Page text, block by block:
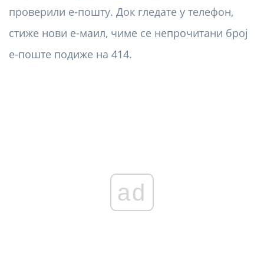
проверили е-пошту. Док гледате у телефон,
стиже нови е-маил, чиме се непрочитани број
е-поште подиже на 414.
ad